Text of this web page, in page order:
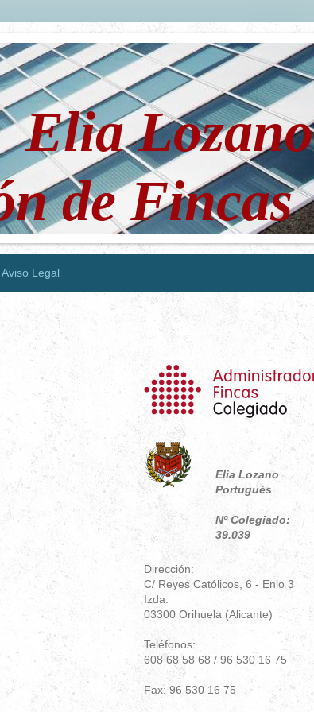
de Fincas
Aviso Legal
Elia Lozano
Portugués
Nº Colegiado:
39.039
Dirección:
C/ Reyes Católicos, 6 - Enlo 3
Izda.
03300 Orihuela (Alicante)
Teléfonos:
608 68 58 68 / 96 530 16 75
Fax: 96 530 16 75